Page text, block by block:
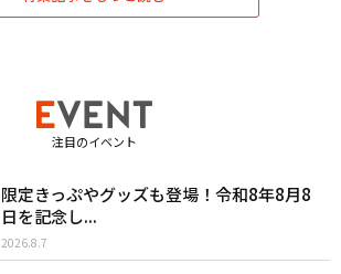
注目のイベント
限定きっぷやグッズも登場！令和8年8月8
日を記念し...
2026.8.7